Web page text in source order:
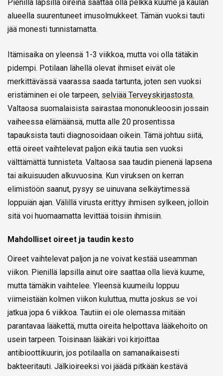
Pienillä lapsilla oireina saattaa olla pelkkä kuume ja kaulan
alueella suurentuneet imusolmukkeet. Tämän vuoksi tauti
jää monesti tunnistamatta.
Itämisaika on yleensä 1-3 viikkoa, mutta voi olla tätäkin
pidempi. Potilaan lähellä olevat ihmiset eivät ole
merkittävässä vaarassa saada tartunta, joten sen vuoksi
eristäminen ei ole tarpeen, selviää Terveyskirjastosta.
Valtaosa suomalaisista sairastaa mononukleoosin jossain
vaiheessa elämäänsä, mutta alle 20 prosentissa
tapauksista tauti diagnosoidaan oikein. Tämä johtuu siitä,
että oireet vaihtelevat paljon eikä tautia sen vuoksi
välttämättä tunnisteta. Valtaosa saa taudin pienenä lapsena
tai aikuisuuden alkuvuosina. Kun viruksen on kerran
elimistöön saanut, pysyy se uinuvana selkäytimessä
loppuiän ajan. Välillä virusta erittyy ihmisen sylkeen, jolloin
sitä voi huomaamatta levittää toisiin ihmisiin.
Mahdolliset oireet ja taudin kesto
Oireet vaihtelevat paljon ja ne voivat kestää useamman
viikon. Pienillä lapsilla ainut oire saattaa olla lievä kuume,
mutta tämäkin vaihtelee. Yleensä kuumeilu loppuu
viimeistään kolmen viikon kuluttua, mutta joskus se voi
jatkua jopa 6 viikkoa. Tautiin ei ole olemassa mitään
parantavaa lääkettä, mutta oireita helpottava lääkehoito on
usein tarpeen. Toisinaan lääkäri voi kirjoittaa
antibioottikuurin, jos potilaalla on samanaikaisesti
bakteeritauti. Jälkioireeksi voi jäädä pitkään kestävä